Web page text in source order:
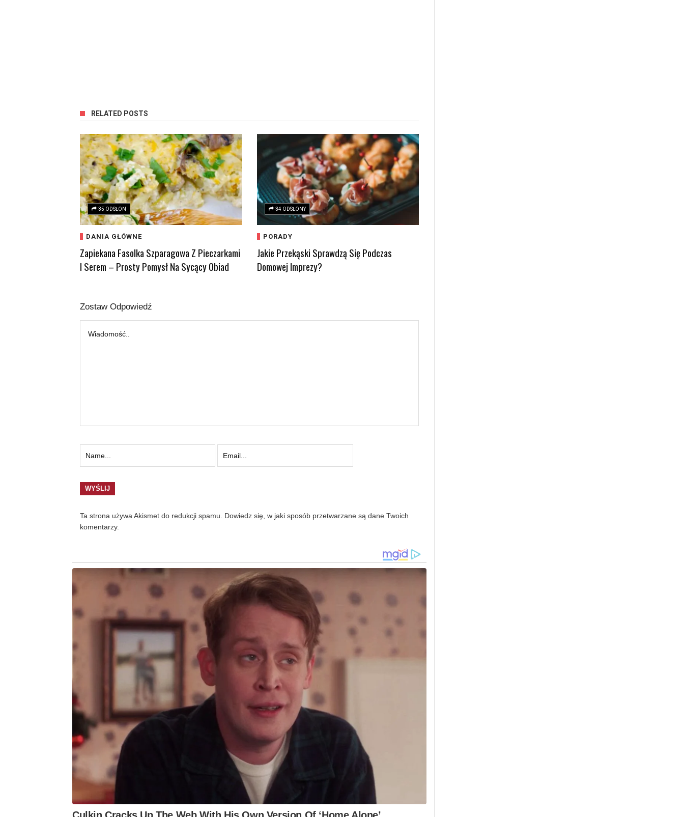
RELATED POSTS
35 ODSŁON
DANIA GŁÓWNE
Zapiekana Fasolka Szparagowa Z Pieczarkami
I Serem – Prosty Pomysł Na Sycący Obiad
34 ODSŁONY
PORADY
Jakie Przekąski Sprawdzą Się Podczas
Domowej Imprezy?
Zostaw Odpowiedź
Ta strona używa Akismet do redukcji spamu. Dowiedz się, w jaki sposób przetwarzane są dane Twoich
komentarzy.